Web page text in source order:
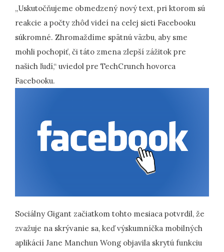
„Uskutočňujeme obmedzený nový text, pri ktorom sú
reakcie a počty zhôd videí na celej sieti Facebooku
súkromné. Zhromaždíme spätnú väzbu, aby sme
mohli pochopiť, či táto zmena zlepší zážitok pre
našich ľudí,“ uviedol pre TechCrunch hovorca
Facebooku.
Sociálny Gigant začiatkom tohto mesiaca potvrdil, že
zvažuje na skrývanie sa, keď výskumníčka mobilných
aplikácií Jane Manchun Wong objavila skrytú funkciu